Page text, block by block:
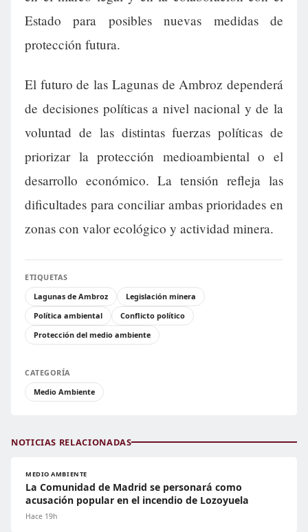
Estado para posibles nuevas medidas de
protección futura.
El futuro de las Lagunas de Ambroz dependerá
de decisiones políticas a nivel nacional y de la
voluntad de las distintas fuerzas políticas de
priorizar la protección medioambiental o el
desarrollo económico. La tensión refleja las
dificultades para conciliar ambas prioridades en
zonas con valor ecológico y actividad minera.
ETIQUETAS
Lagunas de Ambroz
Legislación minera
Política ambiental
Conflicto político
Protección del medio ambiente
CATEGORÍA
Medio Ambiente
NOTICIAS RELACIONADAS
MEDIO AMBIENTE
La Comunidad de Madrid se personará como
acusación popular en el incendio de Lozoyuela
Hace 19h